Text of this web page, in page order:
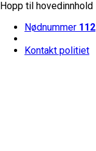
Hopp til hovedinnhold
Nødnummer 112
Kontakt politiet